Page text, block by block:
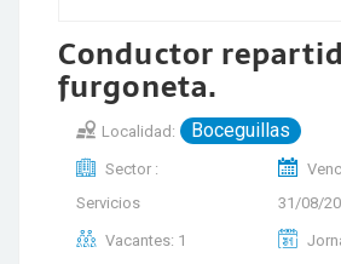
Conductor
furgoneta.
Localidad: Boceguillas
Sector :
Servicios
31/08/
Vacantes: 1